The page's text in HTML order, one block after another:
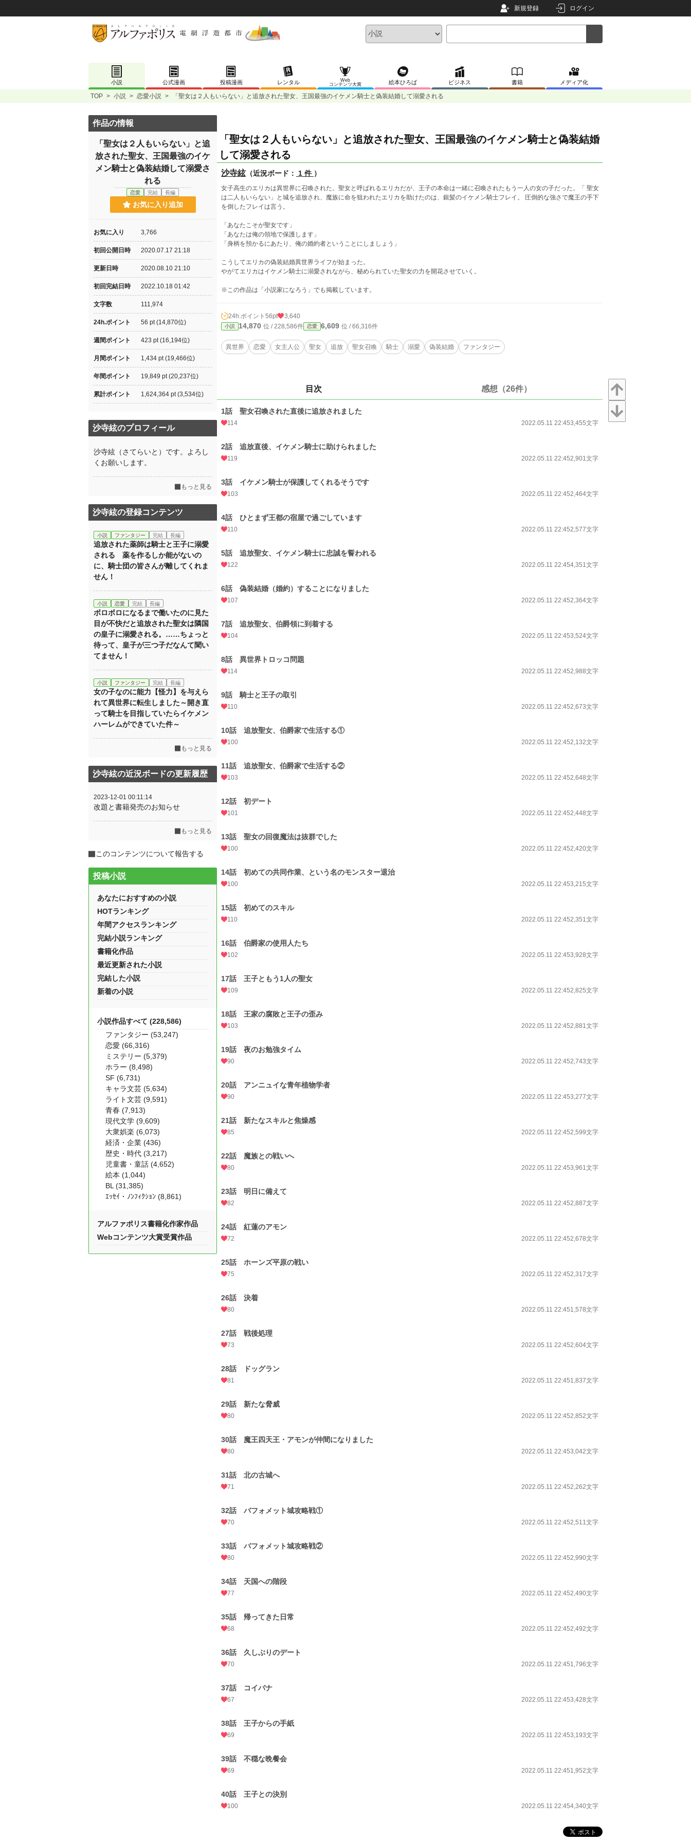
新規登録 ログイン
小説 公式漫画 投稿漫画 レンタル
Web
コンテンツ大賞
絵本ひろば ビジネス 書籍 メディア化
TOP > 小説 > 恋愛小説 > 「聖女は２人もいらない」と追放された聖女、王国最強のイケメン騎士と偽装結婚して溺愛される
「聖女は２人もいらない」と追放された聖女、王国最強のイケメン騎士と偽装結婚
して溺愛される
沙寺絃（近況ボード： 1 件 ）
女子高生のエリカは異世界に召喚された。聖女と呼ばれるエリカだが、王子の本命は一緒に召喚されたもう一人の女の子だった。「 聖女
は二人もいらない」と城を追放され、魔族に命を狙われたエリカを助けたのは、銀髪のイケメン騎士フレイ。 圧倒的な強さで魔王の手下
を倒したフレイは言う。
「あなたこそが聖女です」
「あなたは俺の領地で保護します」
「身柄を預かるにあたり、俺の婚約者ということにしましょう」
こうしてエリカの偽装結婚異世界ライフが始まった。
やがてエリカはイケメン騎士に溺愛されながら、秘められていた聖女の力を開花させていく。
※この作品は「小説家になろう」でも掲載しています。
24h.ポイント 56pt 3,640
小説 14,870 位 / 228,586件 恋愛 6,609 位 / 66,316件
異世界 恋愛 女主人公 聖女 追放 聖女召喚 騎士 溺愛 偽装結婚 ファンタジー
目次 感想（26件）
1話 聖女召喚された直後に追放されました
114 2022.05.11 22:453,455文字
2話 追放直後、イケメン騎士に助けられました
119 2022.05.11 22:452,901文字
3話 イケメン騎士が保護してくれるそうです
103 2022.05.11 22:452,464文字
4話 ひとまず王都の宿屋で過ごしています
110 2022.05.11 22:452,577文字
5話 追放聖女、イケメン騎士に忠誠を誓われる
122 2022.05.11 22:454,351文字
6話 偽装結婚（婚約）することになりました
107 2022.05.11 22:452,364文字
7話 追放聖女、伯爵領に到着する
104 2022.05.11 22:453,524文字
8話 異世界トロッコ問題
114 2022.05.11 22:452,988文字
9話 騎士と王子の取引
110 2022.05.11 22:452,673文字
10話 追放聖女、伯爵家で生活する①
100 2022.05.11 22:452,132文字
11話 追放聖女、伯爵家で生活する②
103 2022.05.11 22:452,648文字
12話 初デート
101 2022.05.11 22:452,448文字
13話 聖女の回復魔法は抜群でした
100 2022.05.11 22:452,420文字
14話 初めての共同作業、という名のモンスター退治
100 2022.05.11 22:453,215文字
15話 初めてのスキル
110 2022.05.11 22:452,351文字
16話 伯爵家の使用人たち
102 2022.05.11 22:453,928文字
17話 王子ともう1人の聖女
109 2022.05.11 22:452,825文字
18話 王家の腐敗と王子の歪み
103 2022.05.11 22:452,881文字
19話 夜のお勉強タイム
90 2022.05.11 22:452,743文字
20話 アンニュイな青年植物学者
90 2022.05.11 22:453,277文字
21話 新たなスキルと焦燥感
85 2022.05.11 22:452,599文字
22話 魔族との戦いへ
80 2022.05.11 22:453,961文字
23話 明日に備えて
82 2022.05.11 22:452,887文字
24話 紅蓮のアモン
72 2022.05.11 22:452,678文字
25話 ホーンズ平原の戦い
75 2022.05.11 22:452,317文字
26話 決着
80 2022.05.11 22:451,578文字
27話 戦後処理
73 2022.05.11 22:452,604文字
28話 ドッグラン
81 2022.05.11 22:451,837文字
29話 新たな脅威
80 2022.05.11 22:452,852文字
30話 魔王四天王・アモンが仲間になりました
80 2022.05.11 22:453,042文字
31話 北の古城へ
71 2022.05.11 22:452,262文字
32話 バフォメット城攻略戦①
70 2022.05.11 22:452,511文字
33話 バフォメット城攻略戦②
80 2022.05.11 22:452,990文字
34話 天国への階段
77 2022.05.11 22:452,490文字
35話 帰ってきた日常
68 2022.05.11 22:452,492文字
36話 久しぶりのデート
70 2022.05.11 22:451,796文字
37話 コイバナ
67 2022.05.11 22:453,428文字
38話 王子からの手紙
69 2022.05.11 22:453,193文字
39話 不穏な晩餐会
69 2022.05.11 22:451,952文字
40話 王子との決別
100 2022.05.11 22:454,340文字
作品の情報
「聖女は２人もいらない」と追
放された聖女、王国最強のイケ
メン騎士と偽装結婚して溺愛さ
れる
恋愛 完結 長編
お気に入り追加
お気に入り 3,766
初回公開日時 2020.07.17 21:18
更新日時 2020.08.10 21:10
初回完結日時 2022.10.18 01:42
文字数 111,974
24h.ポイント 56 pt (14,870位)
週間ポイント 423 pt (16,194位)
月間ポイント 1,434 pt (19,466位)
年間ポイント 19,849 pt (20,237位)
累計ポイント 1,624,364 pt (3,534位)
沙寺絃のプロフィール
沙寺絃（さてらいと）です。よろし
くお願いします。
もっと見る
沙寺絃の登録コンテンツ
小説 ファンタジー 完結 長編
追放された薬師は騎士と王子に溺愛
される 薬を作るしか能がないの
に、騎士団の皆さんが離してくれま
せん！
小説 恋愛 完結 長編
ボロボロになるまで働いたのに見た
目が不快だと追放された聖女は隣国
の皇子に溺愛される。……ちょっと
待って、皇子が三つ子だなんて聞い
てません！
小説 ファンタジー 完結 長編
女の子なのに能力【怪力】を与えら
れて異世界に転生しました～開き直
って騎士を目指していたらイケメン
ハーレムができていた件～
もっと見る
沙寺絃の近況ボードの更新履歴
2023-12-01 00:11:14
改題と書籍発売のお知らせ
もっと見る
このコンテンツについて報告する
投稿小説
あなたにおすすめの小説
HOTランキング
年間アクセスランキング
完結小説ランキング
書籍化作品
最近更新された小説
完結した小説
新着の小説
小説作品すべて (228,586)
ファンタジー (53,247)
恋愛 (66,316)
ミステリー (5,379)
ホラー (8,498)
SF (6,731)
キャラ文芸 (5,634)
ライト文芸 (9,591)
青春 (7,913)
現代文学 (9,609)
大衆娯楽 (6,073)
経済・企業 (436)
歴史・時代 (3,217)
児童書・童話 (4,652)
絵本 (1,044)
BL (31,385)
ｴｯｾｲ・ﾉﾝﾌｨｸｼｮﾝ (8,861)
アルファポリス書籍化作家作品
Webコンテンツ大賞受賞作品